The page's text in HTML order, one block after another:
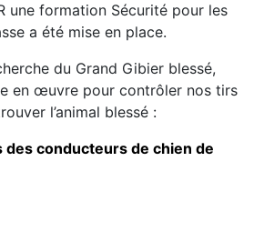
une formation Sécurité pour les
a été mise en place.
du Grand Gibier blessé,
en œuvre pour contrôler nos tirs
l’animal blessé :
conducteurs de chien de